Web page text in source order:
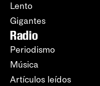
Lento
Gigantes
Radio
Periodismo
Música
Artículos leídos